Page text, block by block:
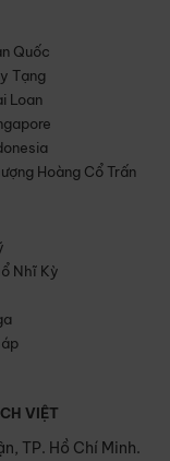
Quốc
Tạng
Loan
Hoàng Cổ Trấn
Nhĩ Kỳ
VIỆT
TP. Hồ Chí Minh.